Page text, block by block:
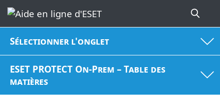
Sélectionner l'onglet
ESET PROTECT On-Prem – Table des
matières